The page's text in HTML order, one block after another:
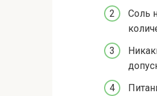
Соль